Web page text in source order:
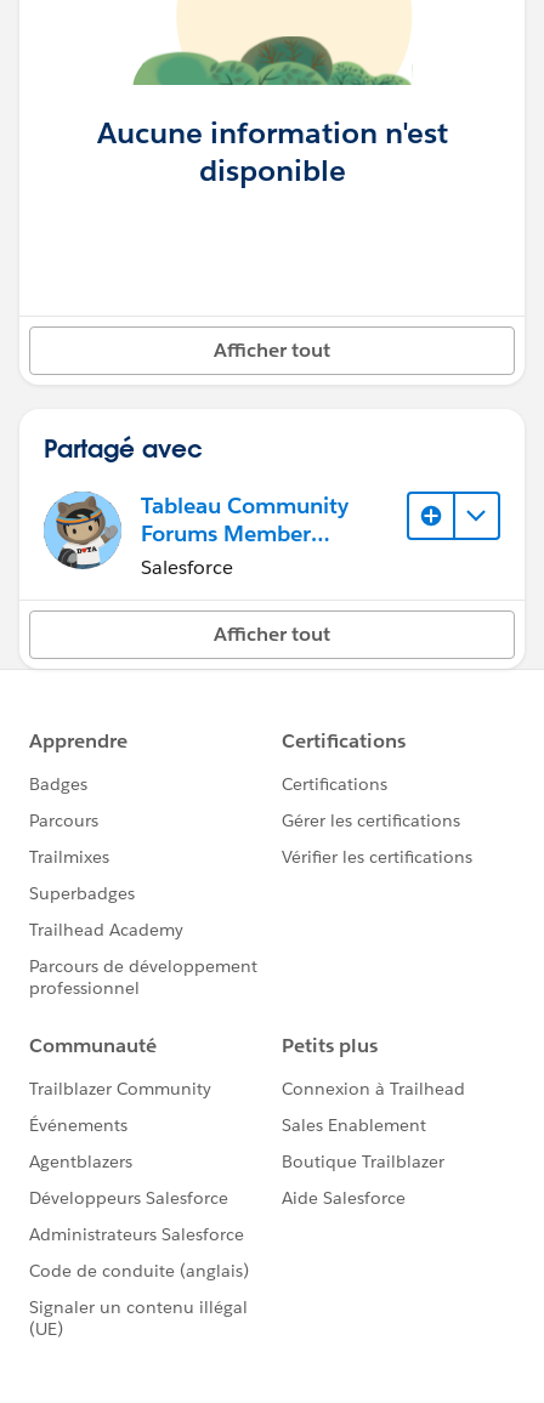
Aucune information n'est
disponible
Afficher tout
Partagé avec
Tableau Community
Forums Member
(Inactive)
Salesforce
Afficher tout